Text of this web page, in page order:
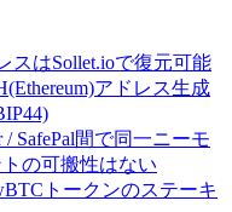
スはSollet.ioで復元可能
アドレス生成
/ SafePal間で同一ニーモ
の可搬性はない
トークンのステーキ